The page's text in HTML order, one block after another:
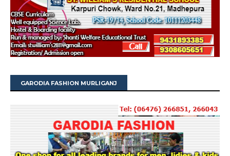
GARODIA FASHION MURLIGANJ